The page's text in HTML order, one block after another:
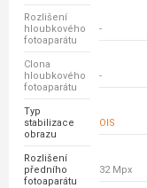
Rozlišení
hloubkového
fotoaparátu
-
Clona
hloubkového
fotoaparátu
-
Typ
stabilizace
obrazu
OIS
Rozlišení
předního
fotoaparátu
32 Mpx